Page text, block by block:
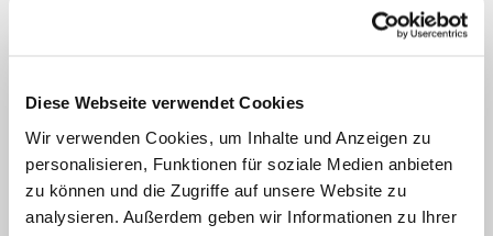
Diese Webseite verwendet Cookies
Wir verwenden Cookies, um Inhalte und Anzeigen zu
personalisieren, Funktionen für soziale Medien anbieten
zu können und die Zugriffe auf unsere Website zu
analysieren. Außerdem geben wir Informationen zu Ihrer
Mit Nägeln ist er ans Kreuz geschlagen
worden. Diese durchbohrten Hände und
Füße. Um seinen Tod sicherzustellen,
wurde seine Seite mit einer Lanze